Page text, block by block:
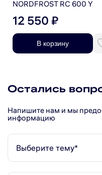
NORDFROST RC 600 Y
12 550 ₽
В корзину
Остались
Напишите нам и мы
информацию
Выберите тему*